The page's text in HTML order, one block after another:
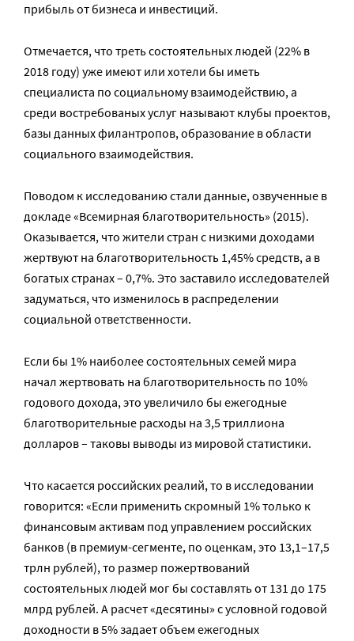
прибыль от бизнеса и инвестиций.
Отмечается, что треть состоятельных людей (22% в
2018 году) уже имеют или хотели бы иметь
специалиста по социальному взаимодействию, а
среди востребованых услуг называют клубы проектов,
базы данных филантропов, образование в области
социального взаимодействия.
Поводом к исследованию стали данные, озвученные в
докладе «Всемирная благотворительность» (2015).
Оказывается, что жители стран с низкими доходами
жертвуют на благотворительность 1,45% средств, а в
богатых странах – 0,7%. Это заставило исследователей
задуматься, что изменилось в распределении
социальной ответственности.
Если бы 1% наиболее состоятельных семей мира
начал жертвовать на благотворительность по 10%
годового дохода, это увеличило бы ежегодные
благотворительные расходы на 3,5 триллиона
долларов – таковы выводы из мировой статистики.
Что касается российских реалий, то в исследовании
говорится: «Если применить скромный 1% только к
финансовым активам под управлением российских
банков (в премиум-сегменте, по оценкам, это 13,1–17,5
трлн рублей), то размер пожертвований
состоятельных людей мог бы составлять от 131 до 175
млрд рублей. А расчет «десятины» с условной годовой
доходности в 5% задает объем ежегодных